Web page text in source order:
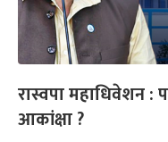
रास्वपा महाधिवेशन
आकांक्षा ?